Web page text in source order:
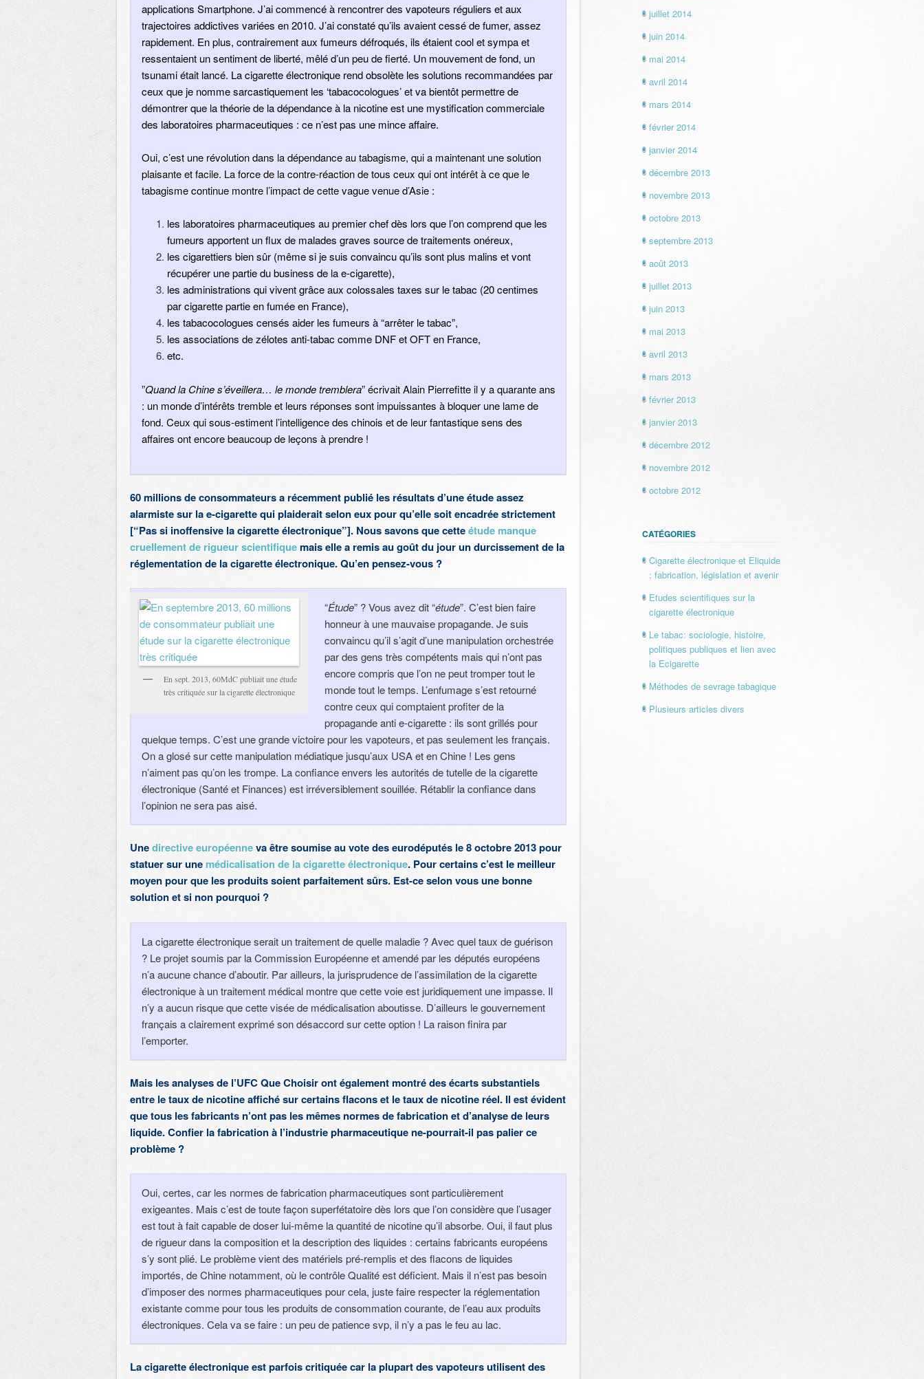
applications Smartphone. J’ai commencé à rencontrer des vapoteurs réguliers et aux
trajectoires addictives variées en 2010. J’ai constaté qu’ils avaient cessé de fumer, assez
rapidement. En plus, contrairement aux fumeurs défroqués, ils étaient cool et sympa et
ressentaient un sentiment de liberté, mêlé d’un peu de fierté. Un mouvement de fond, un
tsunami était lancé. La cigarette électronique rend obsolète les solutions recommandées par
ceux que je nomme sarcastiquement les ‘tabacocologues’ et va bientôt permettre de
démontrer que la théorie de la dépendance à la nicotine est une mystification commerciale
des laboratoires pharmaceutiques : ce n’est pas une mince affaire.
Oui, c’est une révolution dans la dépendance au tabagisme, qui a maintenant une solution
plaisante et facile. La force de la contre-réaction de tous ceux qui ont intérêt à ce que le
tabagisme continue montre l’impact de cette vague venue d’Asie :
les laboratoires pharmaceutiques au premier chef dès lors que l’on comprend que les
fumeurs apportent un flux de malades graves source de traitements onéreux,
les cigarettiers bien sûr (même si je suis convaincu qu’ils sont plus malins et vont
récupérer une partie du business de la e-cigarette),
les administrations qui vivent grâce aux colossales taxes sur le tabac (20 centimes
par cigarette partie en fumée en France),
les tabacocologues censés aider les fumeurs à “arrêter le tabac”,
les associations de zélotes anti-tabac comme DNF et OFT en France,
etc.
”Quand la Chine s’éveillera… le monde tremblera” écrivait Alain Pierrefitte il y a quarante ans
: un monde d’intérêts tremble et leurs réponses sont impuissantes à bloquer une lame de
fond. Ceux qui sous-estiment l’intelligence des chinois et de leur fantastique sens des
affaires ont encore beaucoup de leçons à prendre !
60 millions de consommateurs a récemment publié les résultats d’une étude assez
alarmiste sur la e-cigarette qui plaiderait selon eux pour qu’elle soit encadrée strictement
[“Pas si inoffensive la cigarette électronique”]. Nous savons que cetteétude manque
cruellement de rigueur scientifiquemais elle a remis au goût du jour un durcissement de la
réglementation de la cigarette électronique. Qu’en pensez-vous ?
En sept. 2013, 60MdC publiait une étude
très critiquée sur la cigarette électronique
“Étude” ? Vous avez dit “étude”. C’est bien faire
honneur à une mauvaise propagande. Je suis
convaincu qu’il s’agit d’une manipulation orchestrée
par des gens très compétents mais qui n’ont pas
encore compris que l’on ne peut tromper tout le
monde tout le temps. L’enfumage s’est retourné
contre ceux qui comptaient profiter de la
propagande anti e-cigarette : ils sont grillés pour
quelque temps. C’est une grande victoire pour les vapoteurs, et pas seulement les français.
On a glosé sur cette manipulation médiatique jusqu’aux USA et en Chine ! Les gens
n’aiment pas qu’on les trompe. La confiance envers les autorités de tutelle de la cigarette
électronique (Santé et Finances) est irréversiblement souillée. Rétablir la confiance dans
l’opinion ne sera pas aisé.
Unedirective européenneva être soumise au vote des eurodéputés le 8 octobre 2013 pour
statuer sur une médicalisation de la cigarette électronique. Pour certains c’est le meilleur
moyen pour que les produits soient parfaitement sûrs. Est-ce selon vous une bonne
solution et si non pourquoi ?
La cigarette électronique serait un traitement de quelle maladie ? Avec quel taux de guérison
? Le projet soumis par la Commission Européenne et amendé par les députés européens
n’a aucune chance d’aboutir. Par ailleurs, la jurisprudence de l’assimilation de la cigarette
électronique à un traitement médical montre que cette voie est juridiquement une impasse. Il
n’y a aucun risque que cette visée de médicalisation aboutisse. D’ailleurs le gouvernement
français a clairement exprimé son désaccord sur cette option ! La raison finira par
l’emporter.
Mais les analyses de l’UFC Que Choisir ont également montré des écarts substantiels
entre le taux de nicotine affiché sur certains flacons et le taux de nicotine réel. Il est évident
que tous les fabricants n’ont pas les mêmes normes de fabrication et d’analyse de leurs
liquide. Confier la fabrication à l’industrie pharmaceutique ne-pourrait-il pas palier ce
problème ?
Oui, certes, car les normes de fabrication pharmaceutiques sont particulièrement
exigeantes. Mais c’est de toute façon superfétatoire dès lors que l’on considère que l’usager
est tout à fait capable de doser lui-même la quantité de nicotine qu’il absorbe. Oui, il faut plus
de rigueur dans la composition et la description des liquides : certains fabricants européens
s’y sont plié. Le problème vient des matériels pré-remplis et des flacons de liquides
importés, de Chine notamment, où le contrôle Qualité est déficient. Mais il n’est pas besoin
d’imposer des normes pharmaceutiques pour cela, juste faire respecter la réglementation
existante comme pour tous les produits de consommation courante, de l’eau aux produits
électroniques. Cela va se faire : un peu de patience svp, il n’y a pas le feu au lac.
La cigarette électronique est parfois critiquée car la plupart des vapoteurs utilisent des
juillet 2014
juin 2014
mai 2014
avril 2014
mars 2014
février 2014
janvier 2014
décembre 2013
novembre 2013
octobre 2013
septembre 2013
août 2013
juillet 2013
juin 2013
mai 2013
avril 2013
mars 2013
février 2013
janvier 2013
décembre 2012
novembre 2012
octobre 2012
CATÉGORIES
Cigarette électronique et Eliquide
: fabrication, législation et avenir
Etudes scientifiques sur la
cigarette électronique
Le tabac: sociologie, histoire,
politiques publiques et lien avec
la Ecigarette
Méthodes de sevrage tabagique
Plusieurs articles divers